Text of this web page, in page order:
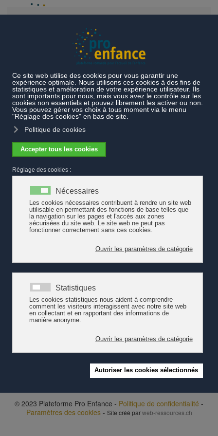
Pro Enfance noue des contacts avec la Berne
fédérale
Pro Enfance noue des contacts avec la
Berne fédérale
Afin d'établir des liens avec le politique,
Etats Luc Recordon, 24 parlementaires des deux chambres
fédérales ont accepté de devenir membres de cet organe.
Voir la liste des membres
© 2023 Plateforme Pro Enfance - Politique de confidentialité -
Paramètres des cookies- Site créé parweb-ressources.ch